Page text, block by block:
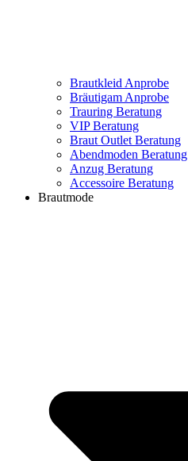
Brautkleid Anprobe
Bräutigam Anprobe
Trauring Beratung
VIP Beratung
Braut Outlet Beratung
Abendmoden Beratung
Anzug Beratung
Accessoire Beratung
Brautmode